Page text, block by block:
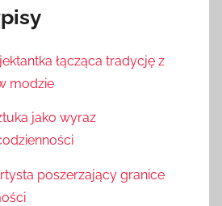
łącząca tradycję z
modzie
jako wyraz
poszerzający granice